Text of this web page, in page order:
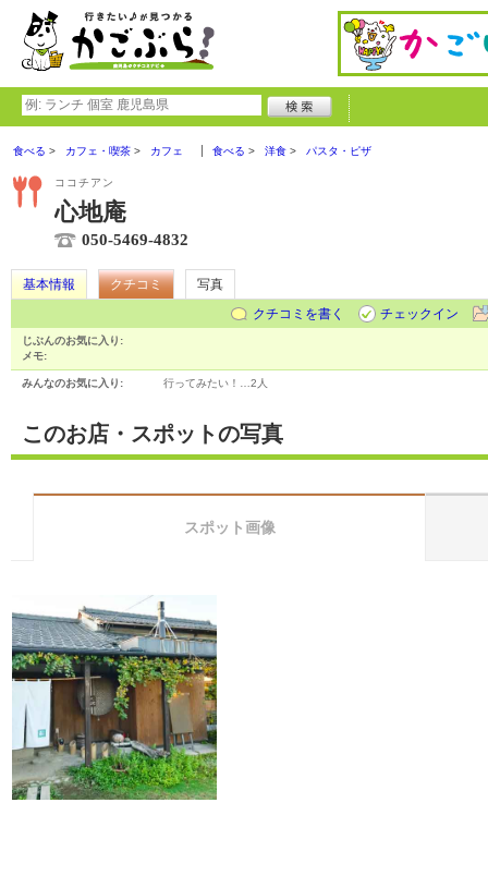
食べる カフェ・喫茶 カフェ 食べる 洋食 パスタ・ピザ
ココチアン
心地庵
050-5469-4832
基本情報 クチコミ
写真
クチコミを書く
チェックイン
じぶんのお気に入り:
メモ:
みんなのお気に入り: 行ってみたい！… 2人
このお店・スポットの写真
スポット画像